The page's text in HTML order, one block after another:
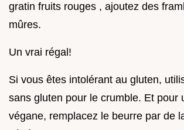
gratin fruits rouges , ajoutez des
mûres.
Un vrai régal!
Si vous êtes intolérant au gluten,
sans gluten pour le crumble. Et pour
végane, remplacez le beurre par de